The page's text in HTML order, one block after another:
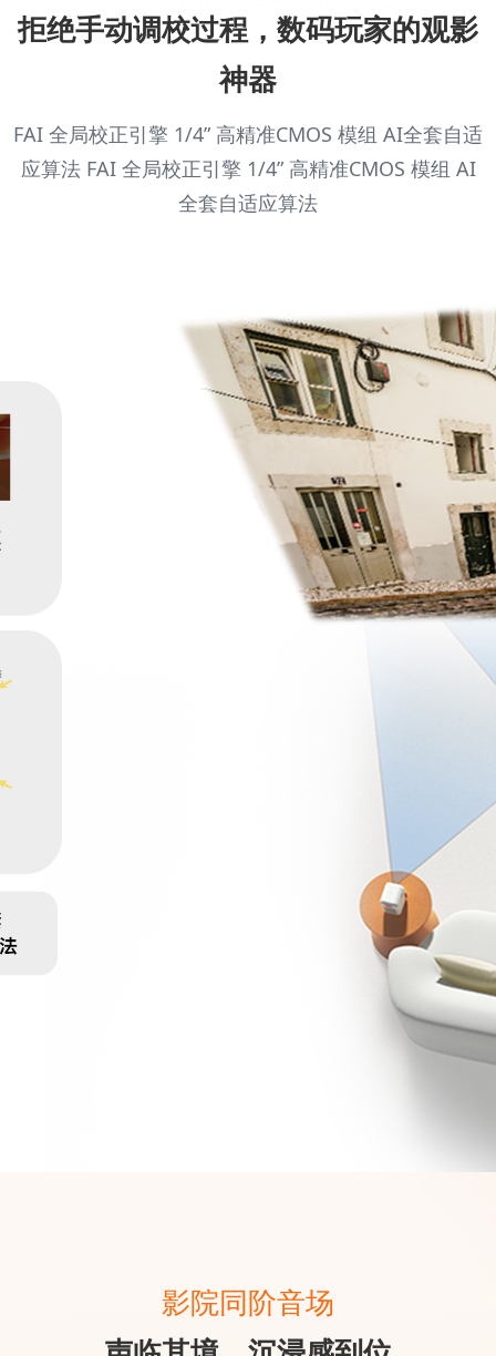
拒绝手动调校过程，数码玩家的观影
神器
FAI 全局校正引擎 1/4” 高精准CMOS 模组 AI全套自适
应算法 FAI 全局校正引擎 1/4” 高精准CMOS 模组 AI
全套自适应算法
影院同阶音场